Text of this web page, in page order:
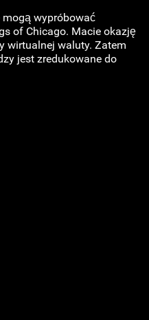
wypróbować
of Chicago. Macie okazję
wirtualnej waluty. Zatem
jest zredukowane do